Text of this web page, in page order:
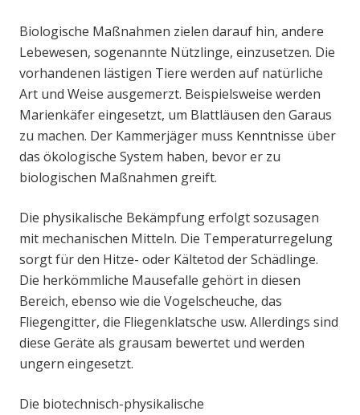
Biologische Maßnahmen zielen darauf hin, andere
Lebewesen, sogenannte Nützlinge, einzusetzen. Die
vorhandenen lästigen Tiere werden auf natürliche
Art und Weise ausgemerzt. Beispielsweise werden
Marienkäfer eingesetzt, um Blattläusen den Garaus
zu machen. Der Kammerjäger muss Kenntnisse über
das ökologische System haben, bevor er zu
biologischen Maßnahmen greift.
Die physikalische Bekämpfung erfolgt sozusagen
mit mechanischen Mitteln. Die Temperaturregelung
sorgt für den Hitze- oder Kältetod der Schädlinge.
Die herkömmliche Mausefalle gehört in diesen
Bereich, ebenso wie die Vogelscheuche, das
Fliegengitter, die Fliegenklatsche usw. Allerdings sind
diese Geräte als grausam bewertet und werden
ungern eingesetzt.
Die biotechnisch-physikalische